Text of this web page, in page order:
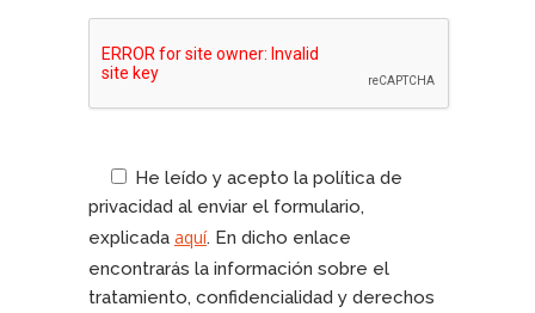
He leído y acepto la política de
privacidad al enviar el formulario,
explicada aquí. En dicho enlace
encontrarás la información sobre el
tratamiento, confidencialidad y derechos